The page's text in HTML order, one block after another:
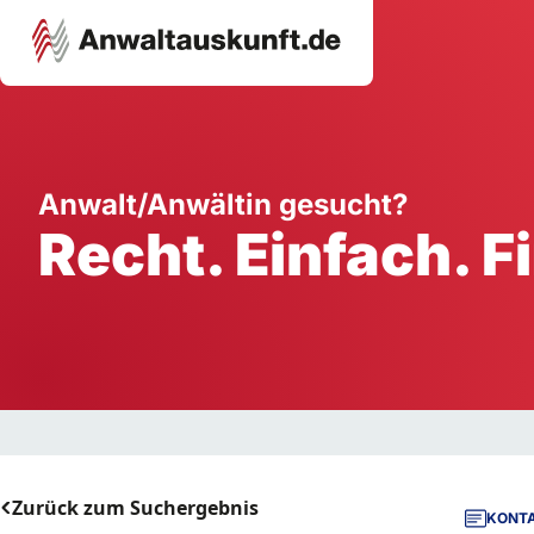
Ausbildung
Handwerk
Dienstleistung
Anwalt/Anwältin gesucht?
Recht. Einfach.
Zurück zum Suchergebnis